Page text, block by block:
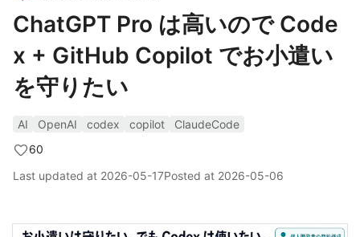
ChatGPT Pro は高いので Code
x + GitHub Copilot でお小遣い
を守りたい
AI OpenAI codex copilot
ClaudeCode
60
Last updated at 2026-05-17Posted at 2026-05-06